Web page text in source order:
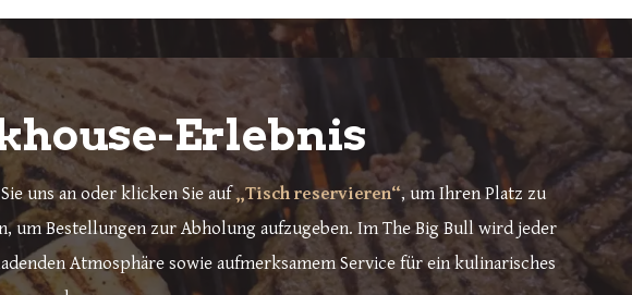
Erlebnis
uns an oder klicken Sie auf„Tisch reservieren“, um Ihren Platz zu
um Bestellungen zur Abholung aufzugeben. Im The Big Bull wird jeder
Atmosphäre sowie aufmerksamem Service für ein kulinarisches